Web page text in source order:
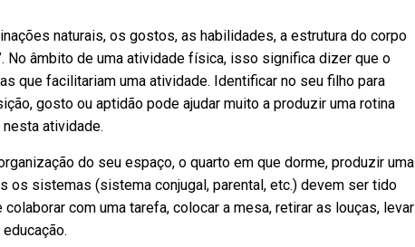
naturais, os gostos, as habilidades, a estrutura do corpo
No âmbito de uma atividade física, isso significa dizer que o
que facilitariam uma atividade. Identificar no seu filho para
gosto ou aptidão pode ajudar muito a produzir uma rotina
atividade.
do seu espaço, o quarto em que dorme, produzir uma
os sistemas (sistema conjugal, parental, etc.) devem ser tido
colaborar com uma tarefa, colocar a mesa, retirar as louças, levar